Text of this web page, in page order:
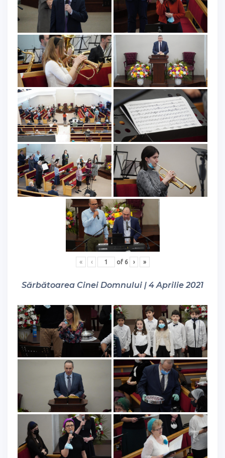
« ‹ of 6 › »
Sărbătoarea Cinei Domnului | 4 Aprilie 2021